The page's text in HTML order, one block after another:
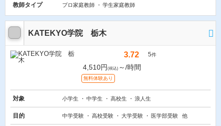
教師タイプ プロ家庭教師 学生家庭教師
KATEKYO学院 栃木
3.72 5件
4,510円 (税込) ～/時間
無料体験あり
対象 小学生 中学生 高校生 浪人生
目的 中学受験 高校受験 大学受験 医学部受験 他